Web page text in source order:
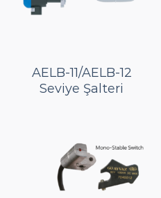
AELB-11/AELB-12
Seviye Şalteri